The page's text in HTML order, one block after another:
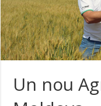
Un nou